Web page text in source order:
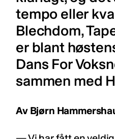
tempo eller
Blechdom,
er blant
Dans For
sammen med
Av Bjørn